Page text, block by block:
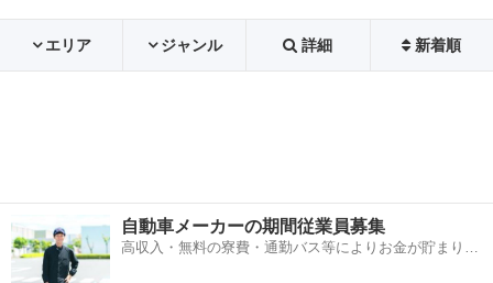
エリア ジャンル 詳細 新着順
自動車メーカーの期間従業員募集
高収入・無料の寮費・通勤バス等によりお金が貯まりや